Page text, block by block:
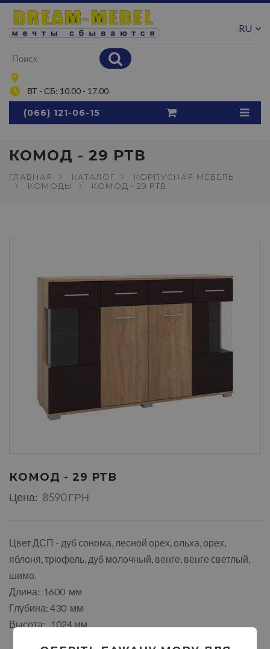
ВТ - СБ: 10.00 - 17.00
RU
(066) 121-06-15
КОМОД - 29 РТВ
ГЛАВНАЯ КАТАЛОГ
КОРПУСНАЯ МЕБЕЛЬ
КОМОДЫ
КОМОД - 29 РТВ
КОМОД - 29 РТВ
Цена: 8590 ГРН
Цвет ДСП - дуб сонома, лесной орех, ольха, орех,
яблоня, трюфель, дуб молочный, венге, венге светлый,
шимо.
Длина: 1600 мм
Глубина: 430 мм
Высота: 1024 мм